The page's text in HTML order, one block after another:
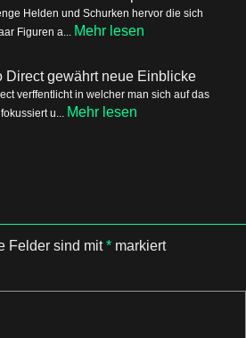
Helden und Schurken hervor die sich
Figuren a... Mehr lesen
Direct gewährt neue Einblicke
verffentlicht in welcher man sich auf das
u... Mehr lesen
Felder sind mit* markiert